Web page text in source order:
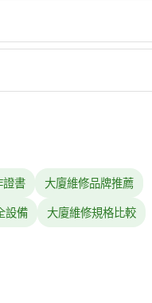
證書 大廈維修品牌推薦
設備 大廈維修規格比較